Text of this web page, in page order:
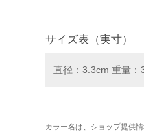
サイズ表（実寸）
直径：3.3cm 重量：
カラー名は、ショップ提供